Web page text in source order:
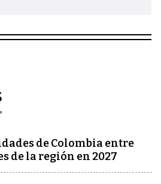
de Colombia entre
de la región en 2027